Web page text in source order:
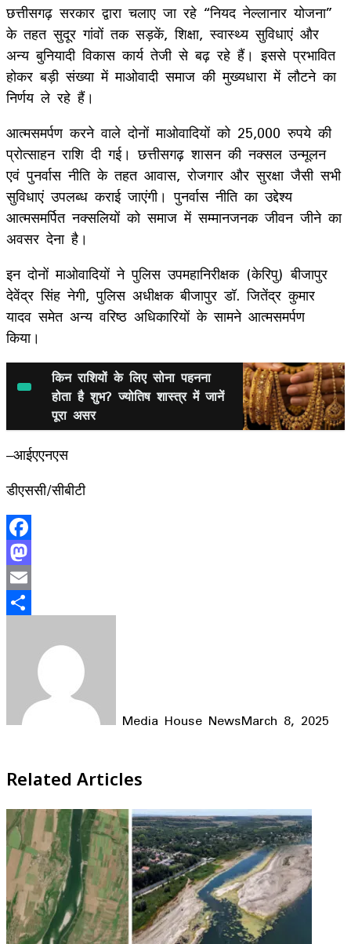
छत्तीसगढ़ सरकार द्वारा चलाए जा रहे “नियद नेल्लानार योजना”
के तहत सुदूर गांवों तक सड़कें, शिक्षा, स्वास्थ्य सुविधाएं और
अन्य बुनियादी विकास कार्य तेजी से बढ़ रहे हैं। इससे प्रभावित
होकर बड़ी संख्या में माओवादी समाज की मुख्यधारा में लौटने का
निर्णय ले रहे हैं।
आत्मसमर्पण करने वाले दोनों माओवादियों को 25,000 रुपये की
प्रोत्साहन राशि दी गई। छत्तीसगढ़ शासन की नक्सल उन्मूलन
एवं पुनर्वास नीति के तहत आवास, रोजगार और सुरक्षा जैसी सभी
सुविधाएं उपलब्ध कराई जाएंगी। पुनर्वास नीति का उद्देश्य
आत्मसमर्पित नक्सलियों को समाज में सम्मानजनक जीवन जीने का
अवसर देना है।
इन दोनों माओवादियों ने पुलिस उपमहानिरीक्षक (केरिपु) बीजापुर
देवेंद्र सिंह नेगी, पुलिस अधीक्षक बीजापुर डॉ. जितेंद्र कुमार
यादव समेत अन्य वरिष्ठ अधिकारियों के सामने आत्मसमर्पण
किया।
किन राशियों के लिए सोना पहनना
होता है शुभ? ज्योतिष शास्त्र में जानें
पूरा असर
–आईएएनएस
डीएससी/सीबीटी
Facebook
Mastodon
Email
Media House NewsMarch 8, 2025
Related Articles